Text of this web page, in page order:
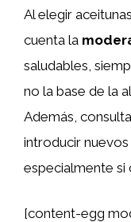
Al elegir
cuenta la
saludables,
no la base de la
Además,
introducir
especialmente si
[content-egg